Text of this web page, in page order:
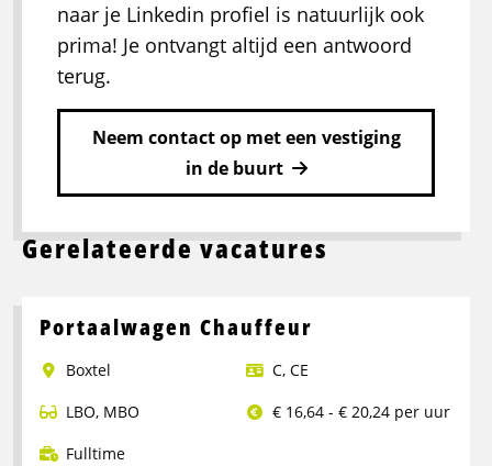
naar je Linkedin profiel is natuurlijk ook
prima! Je ontvangt altijd een antwoord
terug.
Neem contact op met een vestiging
in de buurt
Gerelateerde vacatures
Portaalwagen Chauffeur
Boxtel C, CE
LBO, MBO
€ 16,64 - € 20,24 per uur
Fulltime